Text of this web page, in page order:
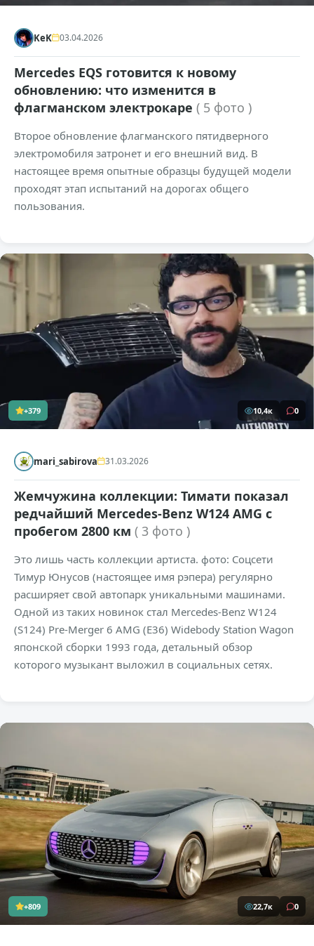
KeK 03.04.2026
Mercedes EQS готовится к новому
обновлению: что изменится в
флагманском электрокаре ( 5 фото )
Второе обновление флагманского пятидверного
электромобиля затронет и его внешний вид. В
настоящее время опытные образцы будущей модели
проходят этап испытаний на дорогах общего
пользования.
+379 10,4к 0
mari_sabirova 31.03.2026
Жемчужина коллекции: Тимати показал
редчайший Mercedes-Benz W124 AMG с
пробегом 2800 км ( 3 фото )
Это лишь часть коллекции артиста. фото: Соцсети
Тимур Юнусов (настоящее имя рэпера) регулярно
расширяет свой автопарк уникальными машинами.
Одной из таких новинок стал Mercedes-Benz W124
(S124) Pre-Merger 6 AMG (E36) Widebody Station Wagon
японской сборки 1993 года, детальный обзор
которого музыкант выложил в социальных сетях.
+809 22,7к 0